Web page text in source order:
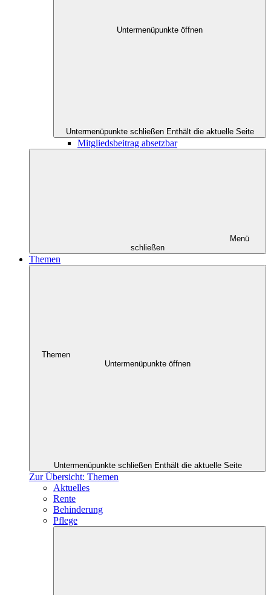
Untermenüpunkte öffnen
Untermenüpunkte schließen Enthält die aktuelle Seite
Mitgliedsbeitrag absetzbar
Menü
schließen
Themen
Themen
Untermenüpunkte öffnen
Untermenüpunkte schließen Enthält die aktuelle Seite
Zur Übersicht: Themen
Aktuelles
Rente
Behinderung
Pflege